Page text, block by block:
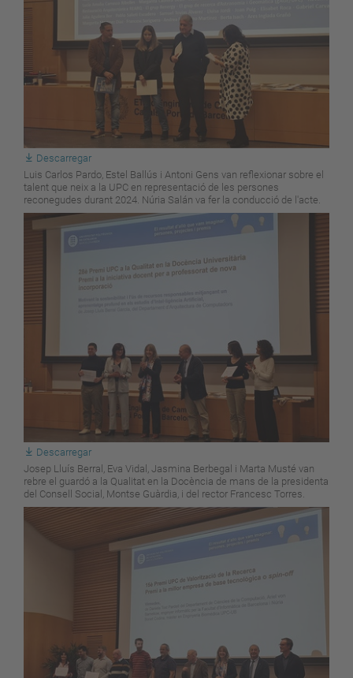
Descarregar
Luis Carlos Pardo, Estel Ballús i Antoni Gens van reflexionar sobre el
talent que neix a la UPC en representació de les persones
reconegudes durant 2024. Núria Salán va fer la conducció de l'acte.
Descarregar
Josep Lluís Berral, Eva Vidal, Jasmina Berbegal i Marta Musté van
rebre el guardó a la Qualitat en la Docència de mans de la presidenta
del Consell Social, Montse Guàrdia, i del rector Francesc Torres.